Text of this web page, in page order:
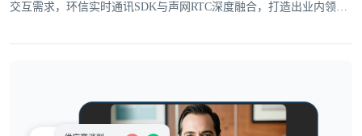
交互需求，环信实时通讯SDK与声网RTC深度融合，打造出业内领先
通讯解决方案，高度适配泛娱乐社交、企业出海与大规模业务的发展